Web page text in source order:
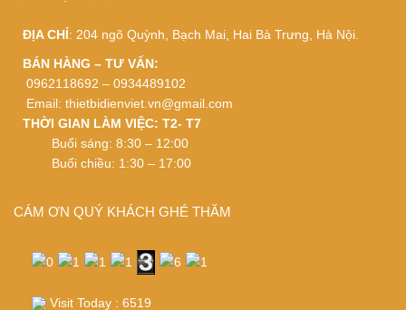
ĐỊA CHỈ: 204 ngõ Quỳnh, Bạch Mai, Hai Bà Trưng, Hà Nội.
BÁN HÀNG – TƯ VẤN:
0962118692 – 0934489102
Email: thietbidienviet.vn@gmail.com
THỜI GIAN LÀM VIỆC: T2- T7
Buổi sáng: 8:30 – 12:00
Buổi chiều: 1:30 – 17:00
CÁM ƠN QUÝ KHÁCH GHÉ THĂM
Visit Today : 6519